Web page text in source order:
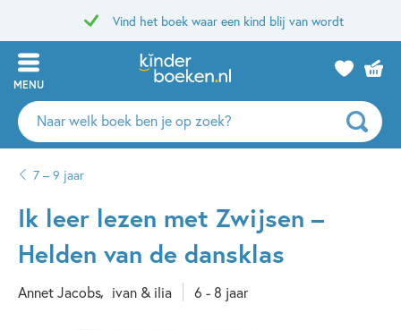
Vind het boek waar een kind blij van wordt
MENU
Zoeken
naar
auteurs
uitgevers
7 – 9 jaar
Ik leer lezen met Zwijsen –
Helden van de dansklas
Annet Jacobs ivan & ilia 6 - 8 jaar